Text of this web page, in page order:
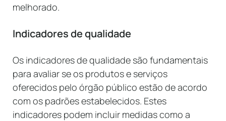
melhorado.
Indicadores de qualidade
Os indicadores de qualidade são fundamentais
para avaliar se os produtos e serviços
oferecidos pelo órgão público estão de acordo
com os padrões estabelecidos. Estes
indicadores podem incluir medidas como a